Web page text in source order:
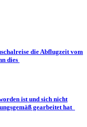
die Abflugzeit vom
dies
ist und sich nicht
gearbeitet hat